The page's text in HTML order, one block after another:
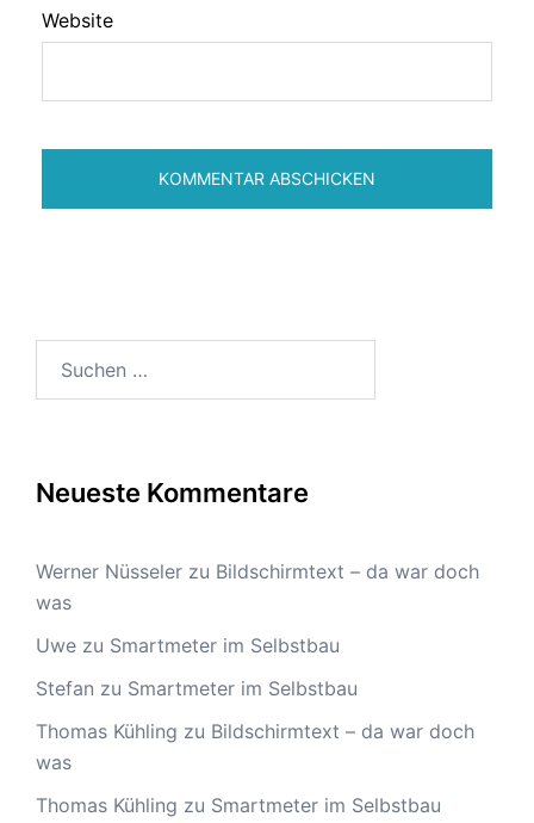
Website
Neueste Kommentare
Werner Nüsseler zu Bildschirmtext – da war doch
was
Uwe zu Smartmeter im Selbstbau
Stefan zu Smartmeter im Selbstbau
Thomas Kühling zu Bildschirmtext – da war doch
was
Thomas Kühling zu Smartmeter im Selbstbau